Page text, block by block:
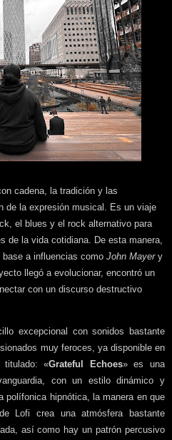
cadena, la tradición y las
de la expresión musical. Es un viaje
el blues y el rock alternativo para
de la vida cotidiana. De esta manera,
base a influencias como John Mayery
llegó a evolucionar, encontró un
con un discurso destructivo
excepcional con sonidos bastante
muy feroces, ya disponible en
titulado: «Grateful Echoes» es una
con un estilo dinámico y
polífonica hipnótica, la manera en que
Lofi crea una atmósfera bastante
así como hay un patrón percusivo